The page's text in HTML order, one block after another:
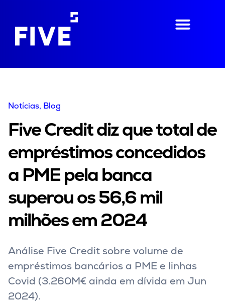
Notícias, Blog
Five Credit diz que total de
empréstimos concedidos
a PME pela banca
superou os 56,6 mil
milhões em 2024
Análise Five Credit sobre volume de
empréstimos bancários a PME e linhas
Covid (3.260M€ ainda em dívida em Jun
2024).